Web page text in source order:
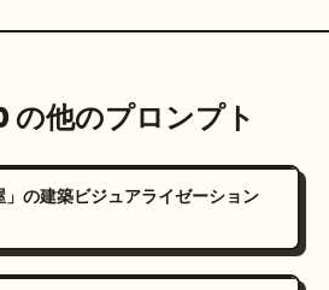
他のプロンプト
の建築ビジュアライゼーション